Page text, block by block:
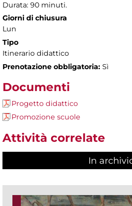
Durata: 90 minuti.
Giorni di chiusura
Lun
Tipo
Itinerario didattico
Prenotazione obbligatoria: Sì
Documenti
Progetto didattico
Promozione scuole
Attività correlate
In